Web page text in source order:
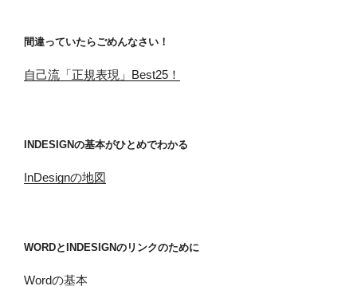
間違っていたらごめんなさい！
自己流「正規表現」Best25！
INDESIGNの基本がひとめでわかる
InDesignの地図
WORDとINDESIGNのリンクのために
Wordの基本